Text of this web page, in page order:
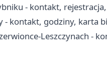
- kontakt, rejestracja,
- kontakt, godziny, karta
Leszczynach -